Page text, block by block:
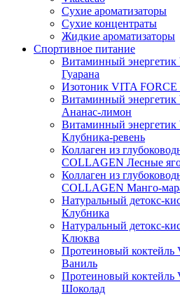
Сухие ароматизаторы
Сухие концентраты
Жидкие ароматизаторы
Спортивное питание
Витаминный
Гуарана
Изотоник VITA FORCE
Витаминный
Ананас-лимон
Витаминный
Клубника-ревень
Коллаген из
COLLAGEN Лесные
Коллаген из
COLLAGEN Манго-
Натуральный детокс-
Клубника
Натуральный детокс-
Клюква
Протеиновый коктейль
Ваниль
Протеиновый коктейль
Шоколад